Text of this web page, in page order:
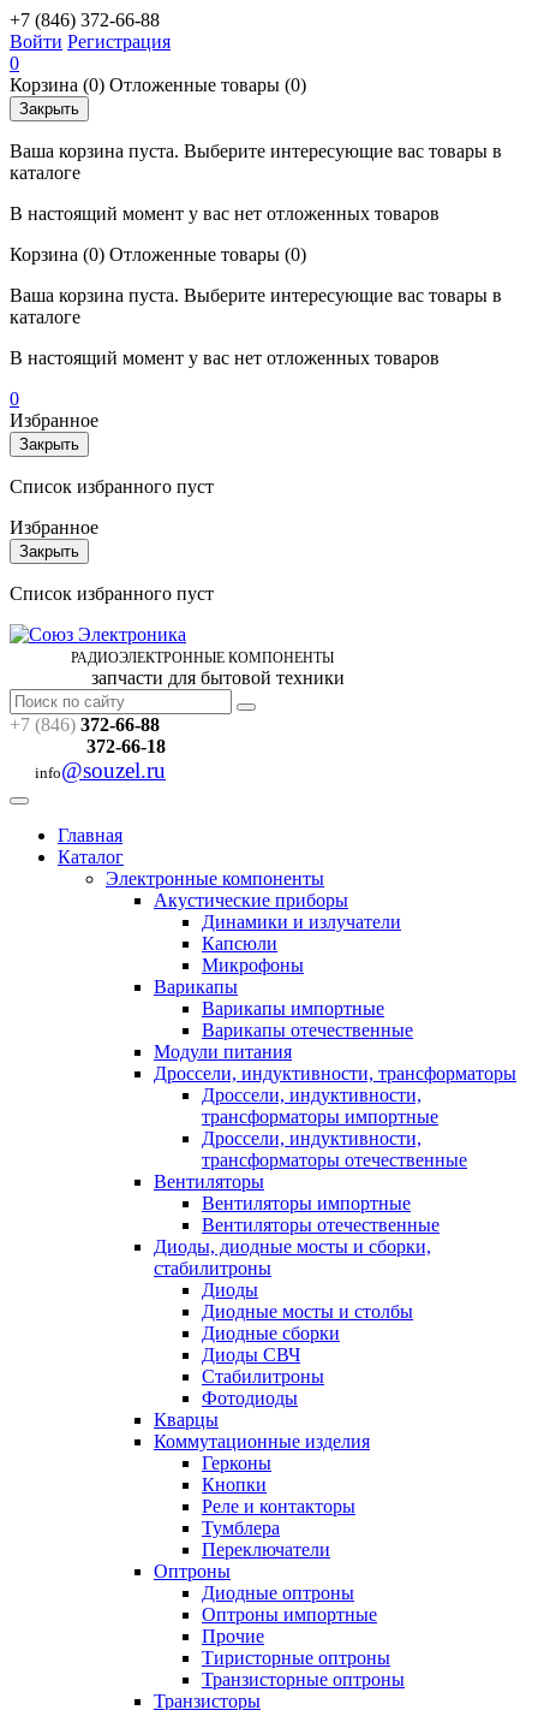
+7 (846) 372-66-88
Войти Регистрация
0
Корзина (0) Отложенные товары (0)
Закрыть
Ваша корзина пуста. Выберите интересующие вас товары в
каталоге
В настоящий момент у вас нет отложенных товаров
Корзина (0) Отложенные товары (0)
Ваша корзина пуста. Выберите интересующие вас товары в
каталоге
В настоящий момент у вас нет отложенных товаров
0
Избранное
Закрыть
Список избранного пуст
Избранное
Закрыть
Список избранного пуст
РАДИОЭЛЕКТРОННЫЕ КОМПОНЕНТЫ
запчасти для бытовой техники
+7 (846) 372-66-88
372-66-18
info@souzel.ru
Главная
Каталог
Электронные компоненты
Акустические приборы
Динамики и излучатели
Капсюли
Микрофоны
Варикапы
Варикапы импортные
Варикапы отечественные
Модули питания
Дроссели, индуктивности, трансформаторы
Дроссели, индуктивности,
трансформаторы импортные
Дроссели, индуктивности,
трансформаторы отечественные
Вентиляторы
Вентиляторы импортные
Вентиляторы отечественные
Диоды, диодные мосты и сборки,
стабилитроны
Диоды
Диодные мосты и столбы
Диодные сборки
Диоды СВЧ
Стабилитроны
Фотодиоды
Кварцы
Коммутационные изделия
Герконы
Кнопки
Реле и контакторы
Тумблера
Переключатели
Оптроны
Диодные оптроны
Оптроны импортные
Прочие
Тиристорные оптроны
Транзисторные оптроны
Транзисторы